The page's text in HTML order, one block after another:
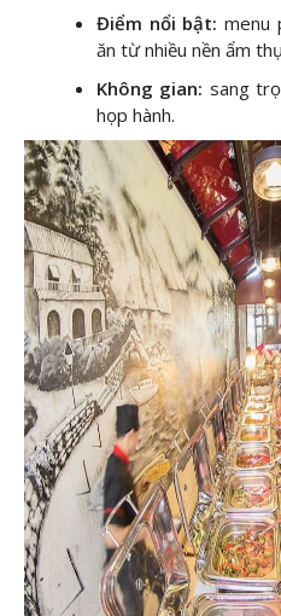
Điểm nổi bật: menu
ăn từ nhiều nền ẩm
Không gian: sang
họp hành.